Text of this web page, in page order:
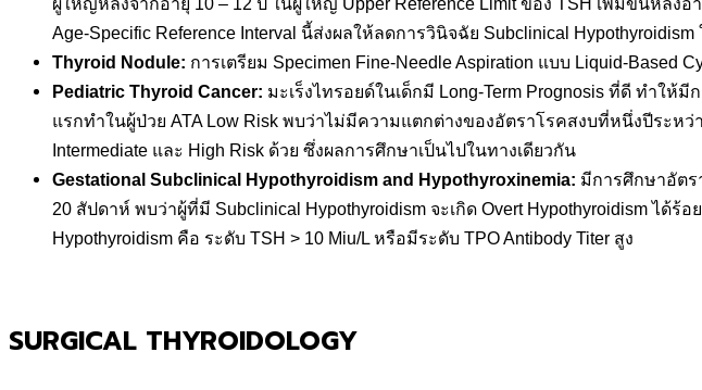
ผู้ใหญ่หลังจากอายุ 10 – 12 ปี ในผู้ใหญ่ Upper Reference Limit ของ TSH เพิ่มขึ้นหลัง
Age-Specific Reference Interval นี้ส่งผลให้ลดการวินิจฉัย Subclinical
Thyroid Nodule: การเตรียม Specimen Fine-Needle Aspiration แบบ Liquid-Based
Pediatric Thyroid Cancer: มะเร็งไทรอยด์ในเด็กมี Long-Term Prognosis ที่ดี ทำใ
แรกทำในผู้ป่วย ATA Low Risk พบว่าไม่มีความแตกต่างของอัตราโรคสงบที่หนึ่งปีระ
Intermediate และ High Risk ด้วย ซึ่งผลการศึกษาเป็นไปในทางเดียวกัน
Gestational Subclinical Hypothyroidism and Hypothyroxinemia: มีการศึกษาอัตร
20 สัปดาห์ พบว่าผู้ที่มี Subclinical Hypothyroidism จะเกิด Overt Hypothyroidism ได้ร้
Hypothyroidism คือ ระดับ TSH > 10 Miu/L หรือมีระดับ TPO Antibody Titer สูง
SURGICAL THYROIDOLOGY